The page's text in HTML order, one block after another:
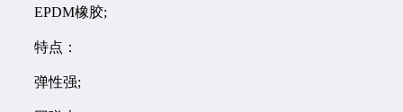
EPDM橡胶;
特点：
弹性强;